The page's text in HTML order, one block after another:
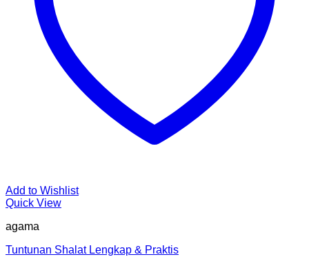
Add to Wishlist
Quick View
agama
Tuntunan Shalat Lengkap & Praktis